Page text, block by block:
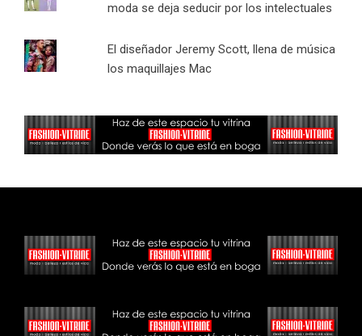
moda se deja seducir por los intelectuales
El diseñador Jeremy Scott, llena de música
los maquillajes Mac